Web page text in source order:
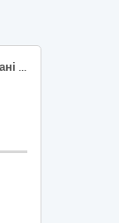
ДК 021:2015:92620000-3 Послуги, пов’язані зі спортом (Послуги з організації та проведення фізкультурно-оздоровчого заходу «Єдність SUP CUP пам'яті Кирила Шметана»)